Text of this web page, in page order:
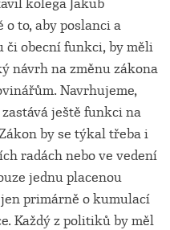
kolega Jakub
to, aby poslanci a
obecní funkci, by měli
návrh na změnu zákona
Navrhujeme,
ještě funkci na
by se týkal třeba i
radách nebo ve vedení
jednu placenou
primárně o kumulací
Každý z politiků by měl